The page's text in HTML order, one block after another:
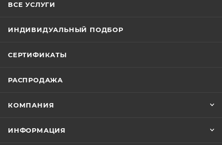
ВСЕ УСЛУГИ
ИНДИВИДУАЛЬНЫЙ ПОДБОР
СЕРТИФИКАТЫ
РАСПРОДАЖА
КОМПАНИЯ
ИНФОРМАЦИЯ